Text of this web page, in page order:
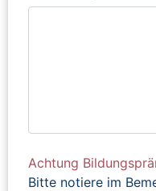
Achtung
Bitte notiere im